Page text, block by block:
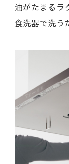
油がたまるラ
食洗器で洗う